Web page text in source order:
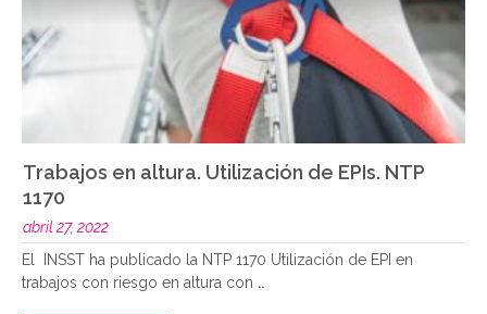
Trabajos en altura. Utilización de EPIs. NTP
1170
abril 27, 2022
El INSST ha publicado la NTP 1170 Utilización de EPI en
trabajos con riesgo en altura con ..